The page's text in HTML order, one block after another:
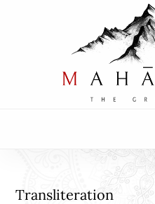
Transliteration